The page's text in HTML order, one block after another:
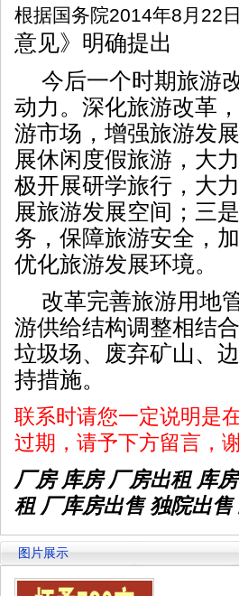
根据国务院2014年8月22
意见》明确提出
今后一个时期旅游
动力。深化旅游改革
游市场，增强旅游发
展休闲度假旅游，大
极开展研学旅行，大
展旅游发展空间；三
务，保障旅游安全，
优化旅游发展环境。
改革完善旅游用地
游供给结构调整相结
垃圾场、废弃矿山、
持措施。
联系时请您一定说明是
过期，请予下方留言，
厂房 库房 厂房出租 库
租 厂库房出售 独院出
图片展示